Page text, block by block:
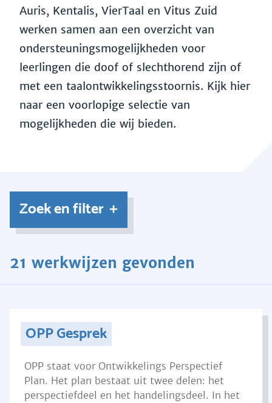
Auris, Kentalis, VierTaal en Vitus Zuid
werken samen aan een overzicht van
ondersteuningsmogelijkheden voor
leerlingen die doof of slechthorend zijn of
met een taalontwikkelingsstoornis. Kijk hier
naar een voorlopige selectie van
mogelijkheden die wij bieden.
Zoek en filter
21 werkwijzen gevonden
OPP Gesprek
OPP staat voor Ontwikkelings Perspectief
Plan. Het plan bestaat uit twee delen: het
perspectiefdeel en het handelingsdeel. In het